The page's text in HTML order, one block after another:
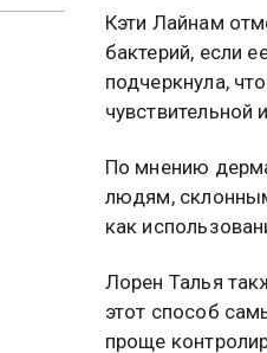
Кэти Лайнам
бактерий, если
подчеркнула,
По мнению
людям,
как
Лорен Талья
этот способ
проще